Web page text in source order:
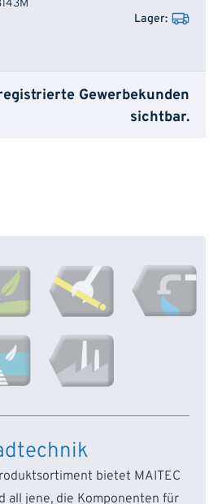
Gewerbekunden
sichtbar.
bietet MAITEC
all jene, die Komponenten für